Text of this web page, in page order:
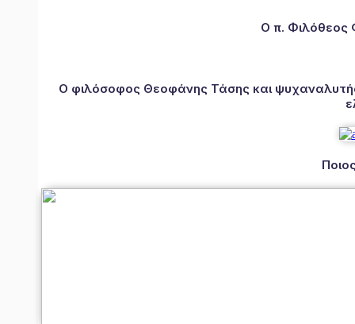
Ο π. Φιλόθεος
Ο φιλόσοφος Θεοφάνης Τάσης και